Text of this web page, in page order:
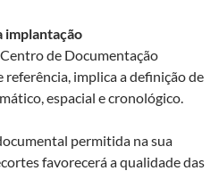
implantação
de Documentação
referência, implica a definição de
espacial e cronológico.
permitida na sua
favorecerá a qualidade das